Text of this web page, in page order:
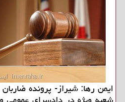
ایمن رها: شیراز- پرونده